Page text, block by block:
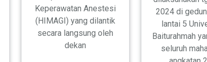
Keperawatan Anestesi
(HIMAGI) yang dilantik
secara langsung oleh
dekan
2024 di
lantai 5
Baiturahmah
seluruh